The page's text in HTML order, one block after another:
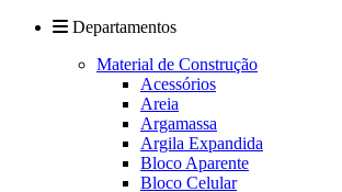
Departamentos
Material de Construção
Acessórios
Areia
Argamassa
Argila Expandida
Bloco Aparente
Bloco Celular